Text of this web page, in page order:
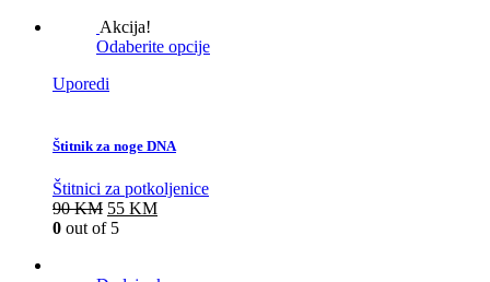
Akcija!
Odaberite opcije
Uporedi
Štitnik za noge DNA
Štitnici za potkoljenice
90 KM 55 KM
0 out of 5